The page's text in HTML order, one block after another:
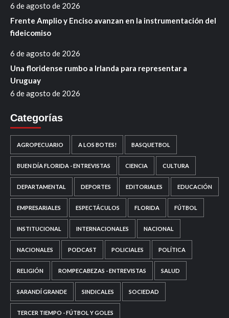
6 de agosto de 2026
Frente Amplio y Enciso avanzan en la instrumentación del
fideicomiso
6 de agosto de 2026
Una floridense rumbo a Irlanda para representar a
Uruguay
6 de agosto de 2026
Categorías
AGROPECUARIO A LOS BOTES! BASQUETBOL
BUEN DÍA FLORIDA - ENTREVISTAS CIENCIA CULTURA
DEPARTAMENTAL DEPORTES EDITORIALES EDUCACIÓN
EMPRESARIALES ESPECTÁCULOS FLORIDA FÚTBOL
INSTITUCIONAL INTERNACIONALES NACIONAL
NACIONALES PODCAST POLICIALES POLÍTICA
RELIGIÓN ROMPECABEZAS - ENTREVISTAS SALUD
SARANDÍ GRANDE SINDICALES SOCIEDAD
TERCER TIEMPO - FÚTBOL Y GOLES